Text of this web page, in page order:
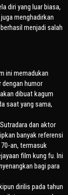
diri yang luar biasa,
menghadirkan
menjadi salah
ini memadukan
dengan humor
dibuat kagum
saat yang sama,
Sutradara dan aktor
banyak referensi
an, termasuk
film kung fu. Ini
bagi para
dirilis pada tahun